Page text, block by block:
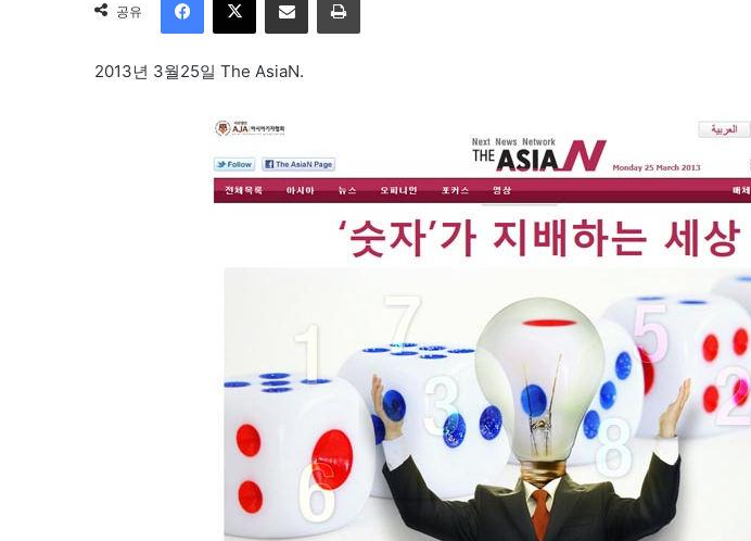
공유
2013년 3월25일 The AsiaN.